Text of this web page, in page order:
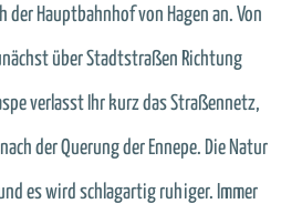
Hauptbahnhof von Hagen an. Von
über Stadtstraßen Richtung
verlasst Ihr kurz das Straßennetz,
der Querung der Ennepe. Die Natur
es wird schlagartig ruhiger. Immer